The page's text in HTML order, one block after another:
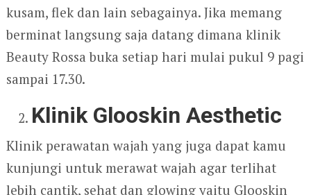
kusam, flek dan lain sebagainya. Jika memang
berminat langsung saja datang dimana klinik
Beauty Rossa buka setiap hari mulai pukul 9 pagi
sampai 17.30.
Klinik Glooskin Aesthetic
Klinik perawatan wajah yang juga dapat kamu
kunjungi untuk merawat wajah agar terlihat
lebih cantik, sehat dan glowing yaitu Glooskin